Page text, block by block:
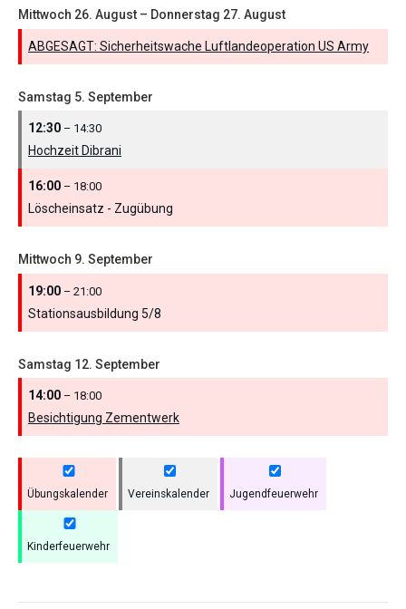
Mittwoch 26. August – Donnerstag 27. August
ABGESAGT: Sicherheitswache Luftlandeoperation US Army
Samstag 5. September
12:30 – 14:30
Hochzeit Dibrani
16:00 – 18:00
Löscheinsatz - Zugübung
Mittwoch 9. September
19:00 – 21:00
Stationsausbildung 5/8
Samstag 12. September
14:00 – 18:00
Besichtigung Zementwerk
Übungskalender Vereinskalender Jugendfeuerwehr
Kinderfeuerwehr